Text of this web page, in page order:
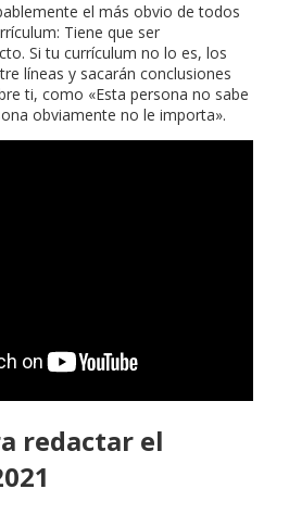
el más obvio de todos
Tiene que ser
Si tu currículum no lo es, los
líneas y sacarán conclusiones
ti, como «Esta persona no sabe
obviamente no le importa».
redactar el